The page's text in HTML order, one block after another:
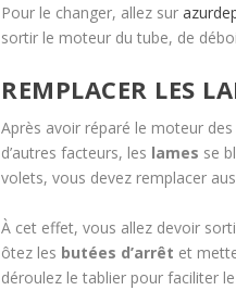
Pour le changer, allez sur
sortir le moteur du tube, de
REMPLACER LES
Après avoir réparé le moteur
d’autres facteurs, les lames se
volets, vous devez remplacer
À cet effet, vous allez devoir
ôtez les butées d’arrêt et
déroulez le tablier pour faciliter le